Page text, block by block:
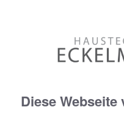
Diese